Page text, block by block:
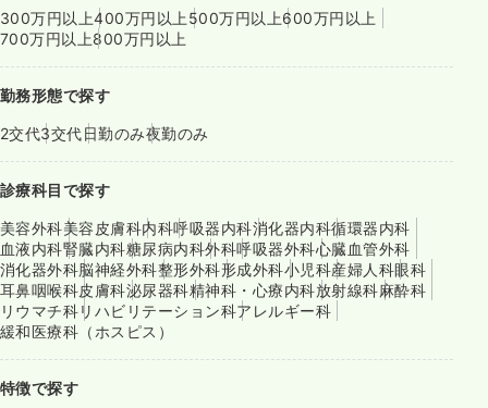
300万円以上400万円以上 500万円以上600万円以上
700万円以上800万円以上
勤務形態で探す
2交代3交代日勤のみ夜勤のみ
診療科目で探す
美容外科美容皮膚科内科呼吸器内科消化器内科循環器内科
血液内科腎臓内科糖尿病内科外科呼吸器外科心臓血管外科
消化器外科脳神経外科整形外科形成外科小児科産婦人科眼科
耳鼻咽喉科皮膚科泌尿器科精神科・心療内科放射線科麻酔科
リウマチ科リハビリテーション科アレルギー科
緩和医療科（ホスピス）
特徴で探す